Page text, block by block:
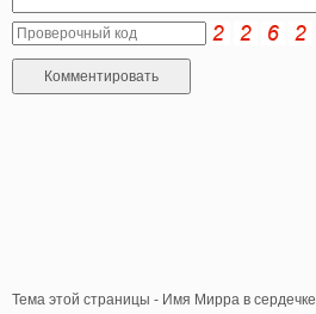
Тема этой страницы - Имя Мирра в сердечке.